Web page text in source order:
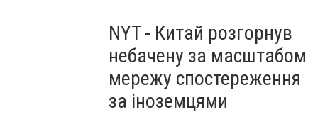
NYT - Китай розгорнув
небачену за масштабом
мережу спостереження
за іноземцями